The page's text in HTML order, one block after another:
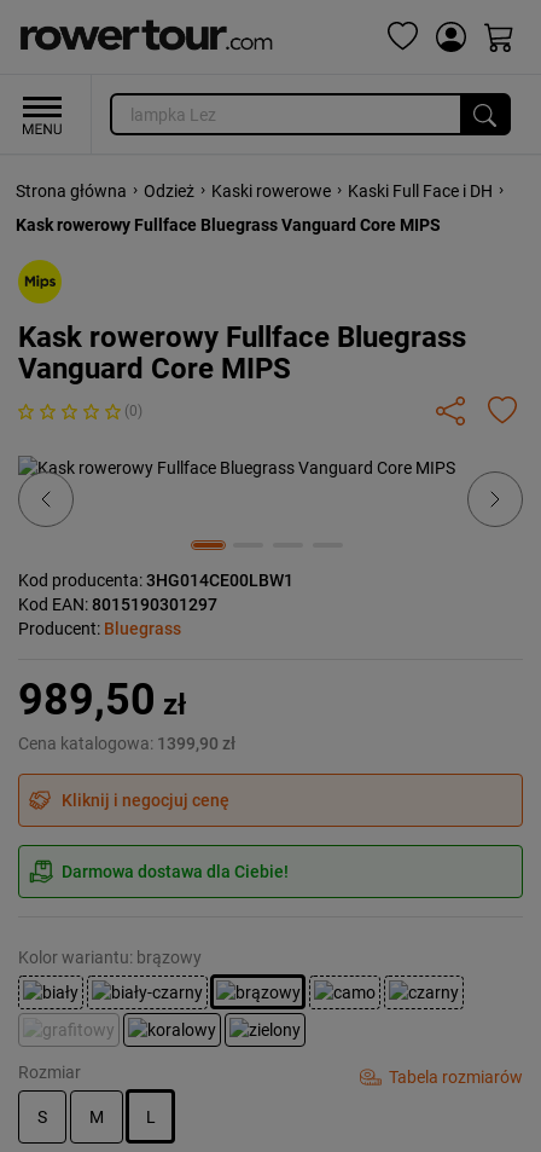
Strona główna › Odzież › Kaski rowerowe › Kaski Full Face i DH ›
Kask rowerowy Fullface Bluegrass Vanguard Core MIPS
Kask rowerowy Fullface Bluegrass
Vanguard Core MIPS
(0)
Previous Next
Kod producenta:3HG014CE00LBW1
Kod EAN:8015190301297
Producent: Bluegrass
989,50 zł
Cena katalogowa: 1399,90 zł
Kliknij i negocjuj cenę
Darmowa dostawa dla Ciebie!
Kolor wariantu: brązowy
Rozmiar Tabela rozmiarów
S M L